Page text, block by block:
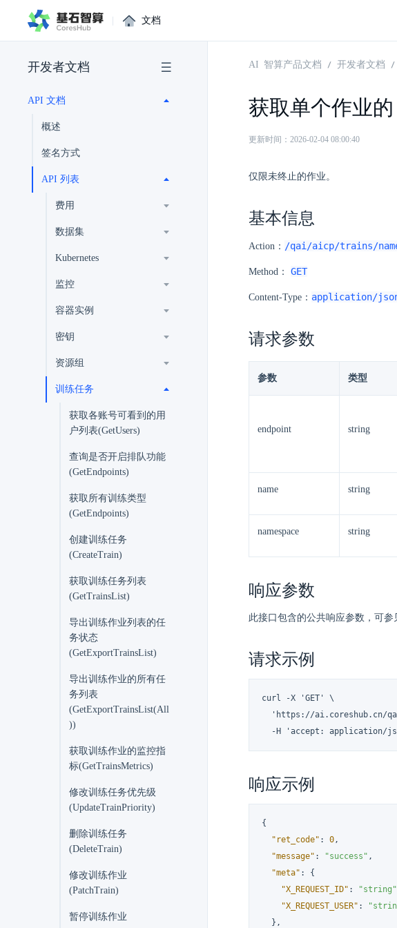
| 文档
开发者文档
API 文档
概述
签名方式
API 列表
费用
数据集
Kubernetes
监控
容器实例
密钥
资源组
训练任务
获取各账号可看到的用
户列表(GetUsers)
查询是否开启排队功能
(GetEndpoints)
获取所有训练类型
(GetEndpoints)
创建训练任务
(CreateTrain)
获取训练任务列表
(GetTrainsList)
导出训练作业列表的任
务状态
(GetExportTrainsList)
导出训练作业的所有任
务列表
(GetExportTrainsList(All
))
获取训练作业的监控指
标(GetTrainsMetrics)
修改训练任务优先级
(UpdateTrainPriority)
删除训练任务
(DeleteTrain)
修改训练作业
(PatchTrain)
暂停训练作业
AI 智算产品文档 开发者文档
获取单个作业的
更新时间：2026-02-04 08:00:40
仅限未终止的作业。
基本信息
Action： /qai/aicp/trains/
Method： GET
Content-Type： application/
请求参数
参数 类型
endpoint string
name string
namespace string
响应参数
此接口包含的公共响应参数，可参
请求示例
curl -X 'GET' \
'https://ai.coreshub.cn/
-H 'accept: application/
响应示例
{
"ret_code" : 0,
"message" : "success" ,
"meta" :
{
"X_REQUEST_ID" : "string"
"X_REQUEST_USER" :
} ,